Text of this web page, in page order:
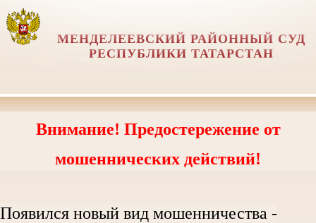
МЕНДЕЛЕЕВСКИЙ РАЙОННЫЙ СУД
РЕСПУБЛИКИ ТАТАРСТАН
Внимание! Предостережение от
мошеннических действий!
Появился новый вид мошенничества -